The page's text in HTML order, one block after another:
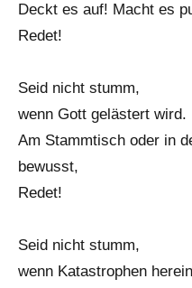
Deckt es auf! Macht es
Redet!
Seid nicht stumm,
wenn Gott gelästert wird.
Am Stammtisch oder in
bewusst,
Redet!
Seid nicht stumm,
wenn Katastrophen